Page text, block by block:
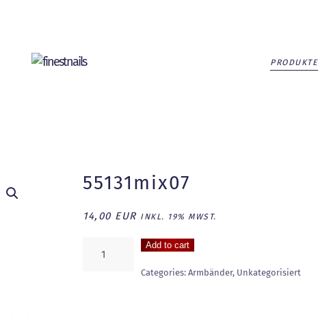
PRODUKTE
55131mix07
14,00EUR INKL. 19% MWST.
quantity
Add to cart
Categories: Armbänder, Unkategorisiert